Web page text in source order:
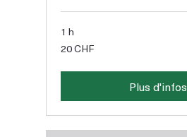
1 h
francs
20 CHF
Plus d'infos